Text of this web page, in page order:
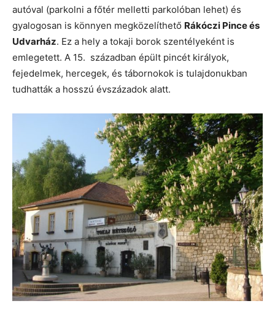
autóval (parkolni a főtér melletti parkolóban lehet) és
gyalogosan is könnyen megközelíthető Rákóczi Pince és
Udvarház. Ez a hely a tokaji borok szentélyeként is
emlegetett. A 15. században épült pincét királyok,
fejedelmek, hercegek, és tábornokok is tulajdonukban
tudhatták a hosszú évszázadok alatt.